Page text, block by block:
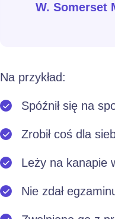
W. Somerset
Na przykład:
Spóźnił się na
Zrobił coś dla
Leży na kanapie
Nie zdał